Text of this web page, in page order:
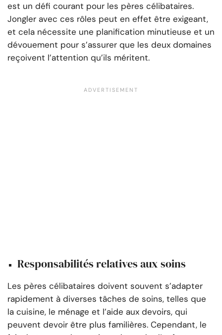
est un défi courant pour les pères célibataires.
Jongler avec ces rôles peut en effet être exigeant,
et cela nécessite une planification minutieuse et un
dévouement pour s’assurer que les deux domaines
reçoivent l’attention qu’ils méritent.
Responsabilités relatives aux soins
Les pères célibataires doivent souvent s’adapter
rapidement à diverses tâches de soins, telles que
la cuisine, le ménage et l’aide aux devoirs, qui
peuvent devoir être plus familières. Cependant, le